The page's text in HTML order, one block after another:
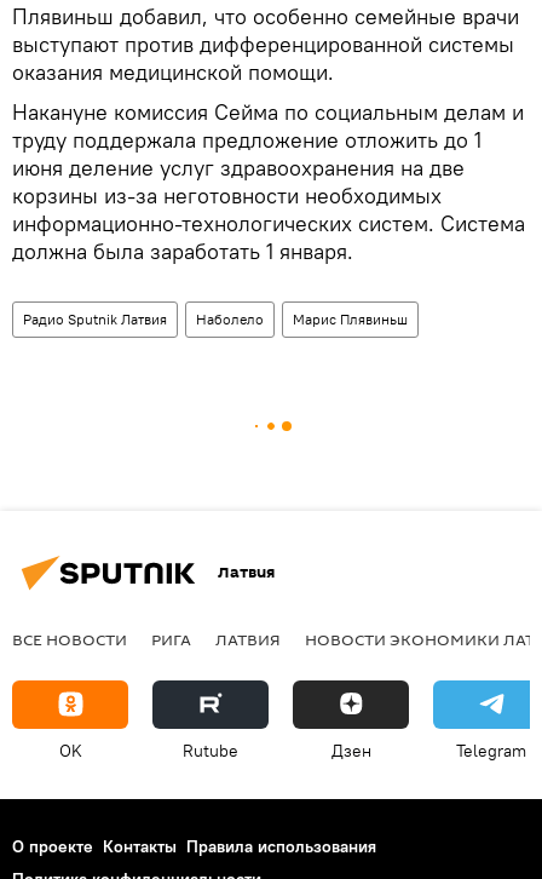
Плявиньш добавил, что особенно семейные врачи
выступают против дифференцированной системы
оказания медицинской помощи.
Накануне комиссия Сейма по социальным делам и
труду поддержала предложение отложить до 1
июня деление услуг здравоохранения на две
корзины из-за неготовности необходимых
информационно-технологических систем. Система
должна была заработать 1 января.
Радио Sputnik Латвия Наболело Марис Плявиньш
Латвия
ВСЕ НОВОСТИ РИГА ЛАТВИЯ НОВОСТИ ЭКОНОМИКИ
OK Rutube Дзен Telegram
О проекте Контакты Правила использования